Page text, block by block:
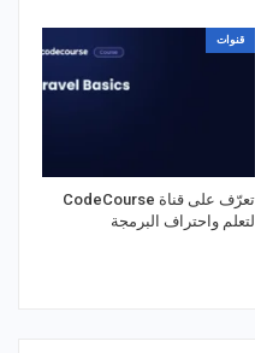
قنوات
تعرّف على قناة CodeCourse
لتعلم واحتراف البرمجة